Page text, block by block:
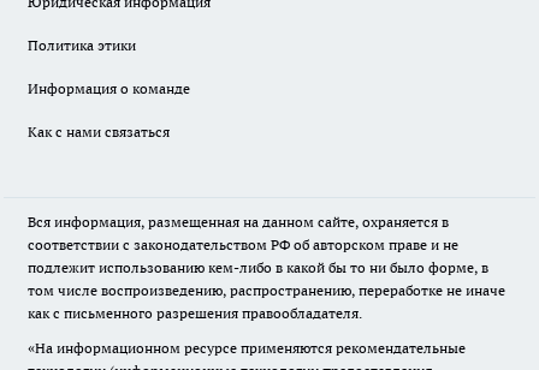
Политика этики
Информация о команде
Как с нами связаться
Вся информация, размещенная на данном сайте, охраняется в
соответствии с законодательством РФ об авторском праве и не
подлежит использованию кем-либо в какой бы то ни было форме, в
том числе воспроизведению, распространению, переработке не иначе
как с письменного разрешения правообладателя.
«На информационном ресурсе применяются рекомендательные